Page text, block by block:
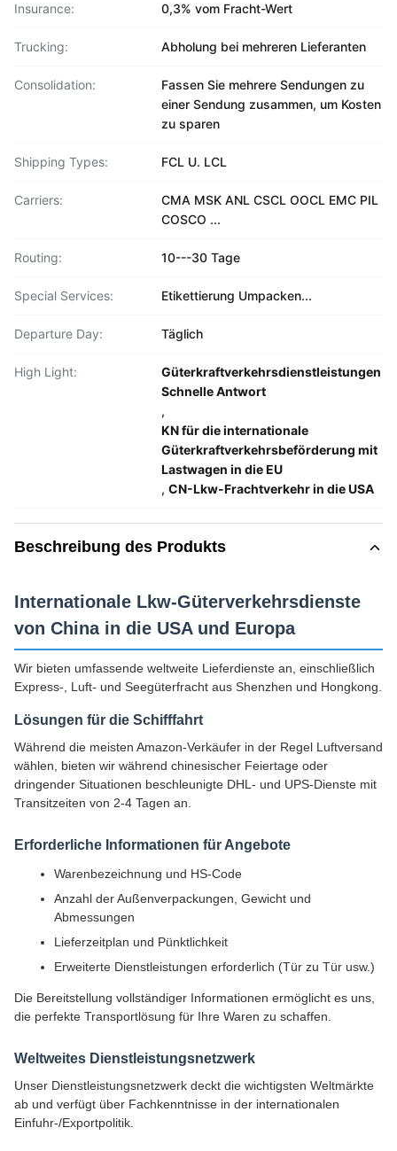
Insurance: 0,3% vom Fracht-Wert
Trucking: Abholung bei mehreren Lieferanten
Consolidation:
Fassen Sie mehrere Sendungen zu
einer Sendung zusammen, um Kosten
zu sparen
Shipping Types: FCL U. LCL
Carriers:
CMA MSK ANL CSCL OOCL EMC PIL
COSCO ...
Routing: 10---30 Tage
Special Services: Etikettierung Umpacken...
Departure Day: Täglich
High Light:
Güterkraftverkehrsdienstleistungen
Schnelle Antwort
,
KN für die internationale
Güterkraftverkehrsbeförderung mit
Lastwagen in die EU
, CN-Lkw-Frachtverkehr in die USA
Beschreibung des Produkts
Internationale Lkw-Güterverkehrsdienste
von China in die USA und Europa
Wir bieten umfassende weltweite Lieferdienste an, einschließlich
Express-, Luft- und Seegüterfracht aus Shenzhen und Hongkong.
Lösungen für die Schifffahrt
Während die meisten Amazon-Verkäufer in der Regel Luftversand
wählen, bieten wir während chinesischer Feiertage oder
dringender Situationen beschleunigte DHL- und UPS-Dienste mit
Transitzeiten von 2-4 Tagen an.
Erforderliche Informationen für Angebote
Warenbezeichnung und HS-Code
Anzahl der Außenverpackungen, Gewicht und
Abmessungen
Lieferzeitplan und Pünktlichkeit
Erweiterte Dienstleistungen erforderlich (Tür zu Tür usw.)
Die Bereitstellung vollständiger Informationen ermöglicht es uns,
die perfekte Transportlösung für Ihre Waren zu schaffen.
Weltweites Dienstleistungsnetzwerk
Unser Dienstleistungsnetzwerk deckt die wichtigsten Weltmärkte
ab und verfügt über Fachkenntnisse in der internationalen
Einfuhr-/Exportpolitik.